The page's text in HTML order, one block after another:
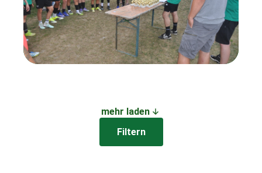
mehr laden
Filtern